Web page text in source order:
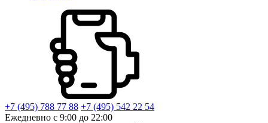
+7 (495) 788 77 88 +7 (495) 542 22 54
Ежедневно с 9:00 до 22:00